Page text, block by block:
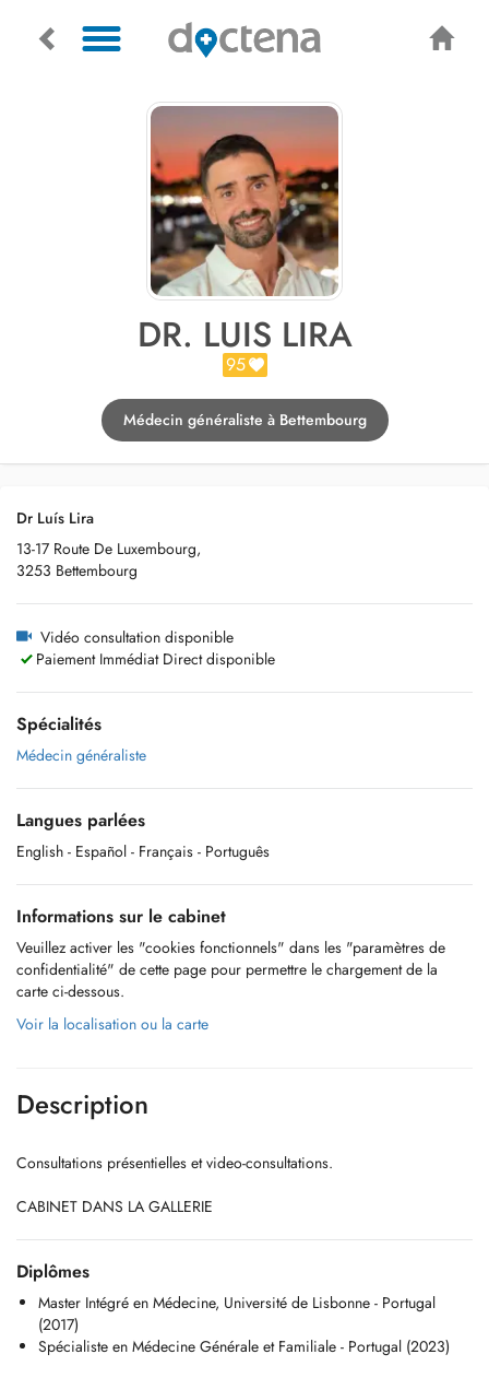
DR. LUIS LIRA
95
Médecin généraliste à Bettembourg
Dr Luís Lira
13-17 Route De Luxembourg,
3253 Bettembourg
Vidéo consultation disponible
Paiement Immédiat Direct disponible
Spécialités
Médecin généraliste
Langues parlées
English - Español - Français - Português
Informations sur le cabinet
Veuillez activer les "cookies fonctionnels" dans les "paramètres de
confidentialité" de cette page pour permettre le chargement de la
carte ci-dessous.
Voir la localisation ou la carte
Description
Consultations présentielles et video-consultations.
CABINET DANS LA GALLERIE
Diplômes
Master Intégré en Médecine, Université de Lisbonne - Portugal
(2017)
Spécialiste en Médecine Générale et Familiale - Portugal (2023)